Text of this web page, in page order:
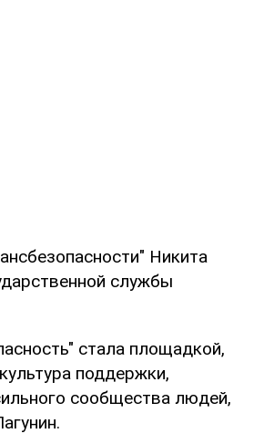
Никита
службы
стала площадкой,
поддержки,
сообщества людей,